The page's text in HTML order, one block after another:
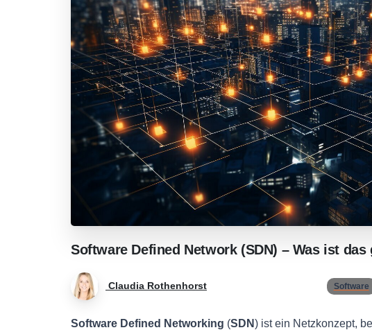
Software Defined Network (SDN) – Was ist das
Claudia Rothenhorst Software
Software Defined Networking (SDN) ist ein Netzkonzept,